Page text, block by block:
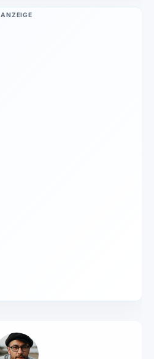
ANZEIGE